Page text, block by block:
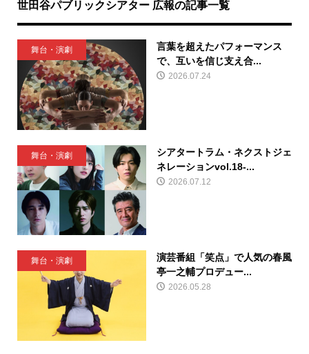
世田谷パブリックシアター 広報の記事一覧
舞台・演劇
言葉を超えたパフォーマンス
で、互いを信じ支え合...
2026.07.24
舞台・演劇
シアタートラム・ネクストジェ
ネレーションvol.18-...
2026.07.12
舞台・演劇
演芸番組「笑点」で人気の春風
亭一之輔プロデュー...
2026.05.28